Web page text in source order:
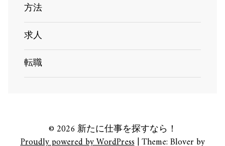
方法
求人
転職
© 2026 新たに仕事を探すなら！
Proudly powered by WordPress|Theme: Blover by